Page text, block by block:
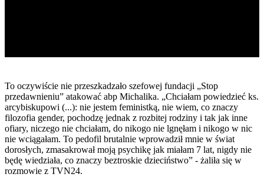
To oczywiście nie przeszkadzało szefowej fundacji „Stop
przedawnieniu” atakować abp Michalika. „Chciałam powiedzieć ks.
arcybiskupowi (...): nie jestem feministką, nie wiem, co znaczy
filozofia gender, pochodzę jednak z rozbitej rodziny i tak jak inne
ofiary, niczego nie chciałam, do nikogo nie lgnęłam i nikogo w nic
nie wciągałam. To pedofil brutalnie wprowadził mnie w świat
dorosłych, zmasakrował moją psychikę jak miałam 7 lat, nigdy nie
będę wiedziała, co znaczy beztroskie dzieciństwo” - żaliła się w
rozmowie z TVN24.